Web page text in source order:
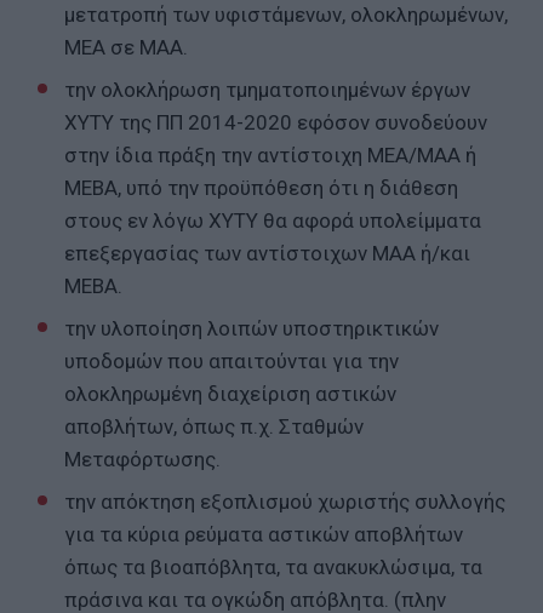
μετατροπή των υφιστάμενων, ολοκληρωμένων,
ΜΕΑ σε ΜΑΑ.
την ολοκλήρωση τμηματοποιημένων έργων
ΧΥΤΥ της ΠΠ 2014-2020 εφόσον συνοδεύουν
στην ίδια πράξη την αντίστοιχη ΜΕΑ/ΜΑΑ ή
ΜΕΒΑ, υπό την προϋπόθεση ότι η διάθεση
στους εν λόγω ΧΥΤΥ θα αφορά υπολείμματα
επεξεργασίας των αντίστοιχων ΜΑΑ ή/και
ΜΕΒΑ.
την υλοποίηση λοιπών υποστηρικτικών
υποδομών που απαιτούνται για την
ολοκληρωμένη διαχείριση αστικών
αποβλήτων, όπως π.χ. Σταθμών
Μεταφόρτωσης.
την απόκτηση εξοπλισμού χωριστής συλλογής
για τα κύρια ρεύματα αστικών αποβλήτων
όπως τα βιοαπόβλητα, τα ανακυκλώσιμα, τα
πράσινα και τα ογκώδη απόβλητα. (πλην